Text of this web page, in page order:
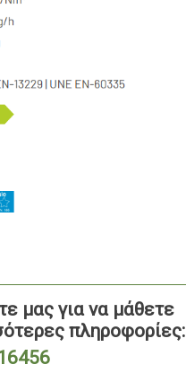
μας για να μάθετε
πληροφορίες: